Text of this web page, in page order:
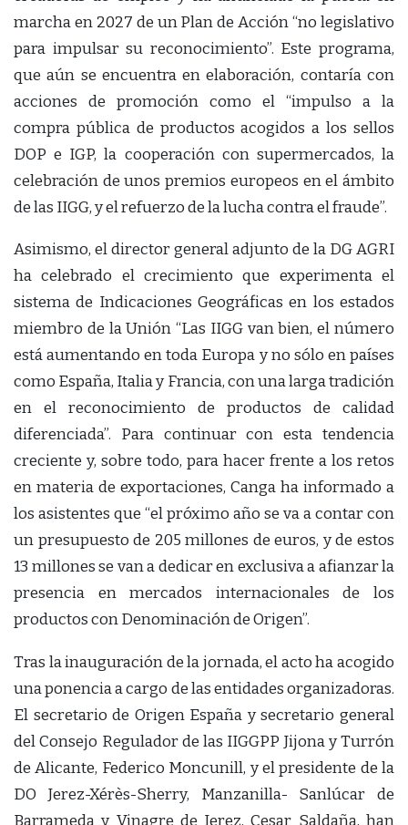
marcha en 2027 de un Plan de Acción “no legislativo
para impulsar su reconocimiento”. Este programa,
que aún se encuentra en elaboración, contaría con
acciones de promoción como el “impulso a la
compra pública de productos acogidos a los sellos
DOP e IGP, la cooperación con supermercados, la
celebración de unos premios europeos en el ámbito
de las IIGG, y el refuerzo de la lucha contra el fraude”.
Asimismo, el director general adjunto de la DG AGRI
ha celebrado el crecimiento que experimenta el
sistema de Indicaciones Geográficas en los estados
miembro de la Unión “Las IIGG van bien, el número
está aumentando en toda Europa y no sólo en países
como España, Italia y Francia, con una larga tradición
en el reconocimiento de productos de calidad
diferenciada”. Para continuar con esta tendencia
creciente y, sobre todo, para hacer frente a los retos
en materia de exportaciones, Canga ha informado a
los asistentes que “el próximo año se va a contar con
un presupuesto de 205 millones de euros, y de estos
13 millones se van a dedicar en exclusiva a afianzar la
presencia en mercados internacionales de los
productos con Denominación de Origen”.
Tras la inauguración de la jornada, el acto ha acogido
una ponencia a cargo de las entidades organizadoras.
El secretario de Origen España y secretario general
del Consejo Regulador de las IIGGPP Jijona y Turrón
de Alicante, Federico Moncunill, y el presidente de la
DO Jerez-Xérès-Sherry, Manzanilla- Sanlúcar de
Barrameda y Vinagre de Jerez, Cesar Saldaña, han